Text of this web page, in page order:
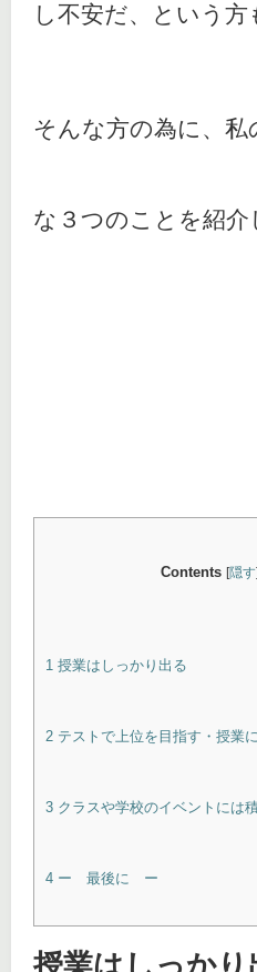
し不安だ、という
そんな方の為に、
な３つのことを紹
Contents [隠す
1 授業はしっかり出る
2 テストで上位を目指す・授業
3 クラスや学校のイベントには
4 ー 最後に ー